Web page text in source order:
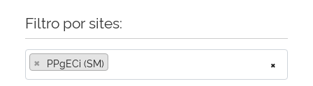
Filtro por sites:
×
× PPgECi (SM)